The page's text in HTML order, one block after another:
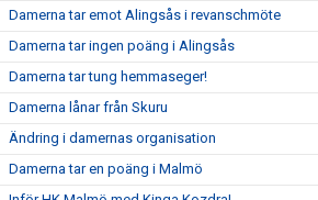
Damerna tar emot Alingsås i revanschmöte
Damerna tar ingen poäng i Alingsås
Damerna tar tung hemmaseger!
Damerna lånar från Skuru
Ändring i damernas organisation
Damerna tar en poäng i Malmö